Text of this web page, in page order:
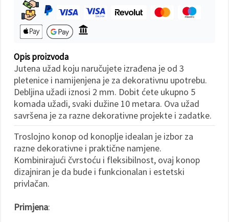
Opis proizvoda
Jutena užad koju naručujete izrađena je od 3
pletenice i namijenjena je za dekorativnu upotrebu.
Debljina užadi iznosi 2 mm. Dobit ćete ukupno 5
komada užadi, svaki dužine 10 metara. Ova užad
savršena je za razne dekorativne projekte i zadatke.
Troslojno konop od konoplje idealan je izbor za
razne dekorativne i praktične namjene.
Kombinirajući čvrstoću i fleksibilnost, ovaj konop
dizajniran je da bude i funkcionalan i estetski
privlačan.
Primjena: